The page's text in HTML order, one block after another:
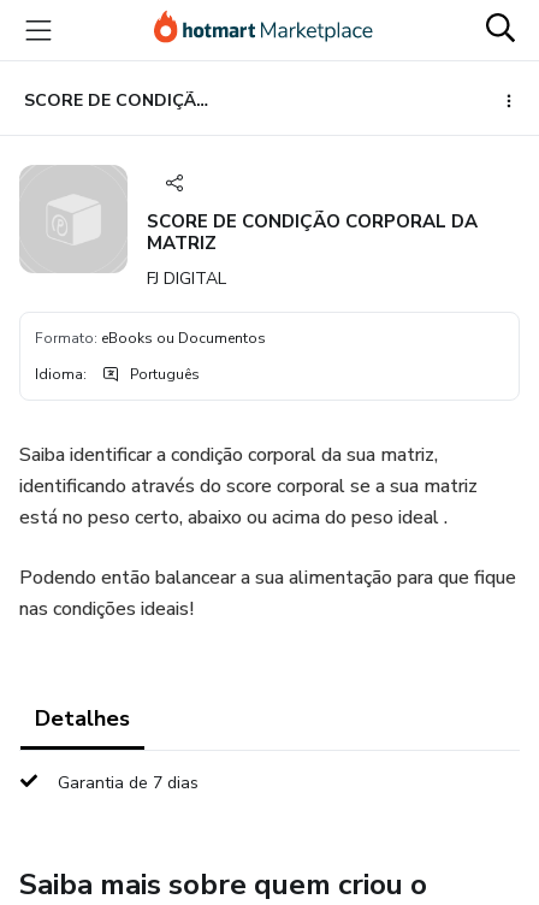
para
conteúdo
principal
para
pagamento
para
rodapé
SCORE DE CONDIÇÃO CORPORAL DA MATRIZ
SCORE DE CONDIÇÃO CORPORAL DA
MATRIZ
FJ DIGITAL
Formato: eBooks ou Documentos
Idioma: Português
Saiba identificar a condição corporal da sua matriz,
identificando através do score corporal se a sua matriz
está no peso certo, abaixo ou acima do peso ideal .
Podendo então balancear a sua alimentação para que fique
nas condições ideais!
Detalhes
Garantia de 7 dias
Saiba mais sobre quem criou o